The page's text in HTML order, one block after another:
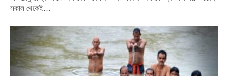
সকাল থেকেই…